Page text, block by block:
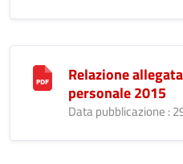
Relazione
personale 2015
Data pubblicazione :